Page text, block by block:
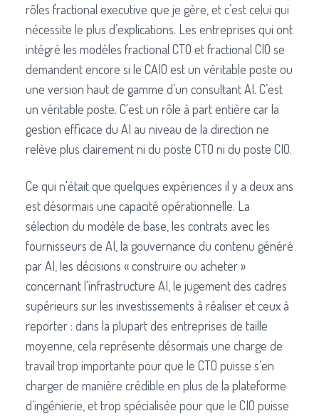
rôles fractional executive que je gère, et c’est celui qui
nécessite le plus d’explications. Les entreprises qui ont
intégré les modèles fractional CTO et fractional CIO se
demandent encore si le CAIO est un véritable poste ou
une version haut de gamme d’un consultant AI. C’est
un véritable poste. C'est un rôle à part entière car la
gestion efficace du AI au niveau de la direction ne
relève plus clairement ni du poste CTO ni du poste CIO.
Ce qui n'était que quelques expériences il y a deux ans
est désormais une capacité opérationnelle. La
sélection du modèle de base, les contrats avec les
fournisseurs de AI, la gouvernance du contenu généré
par AI, les décisions « construire ou acheter »
concernant l'infrastructure AI, le jugement des cadres
supérieurs sur les investissements à réaliser et ceux à
reporter : dans la plupart des entreprises de taille
moyenne, cela représente désormais une charge de
travail trop importante pour que le CTO puisse s’en
charger de manière crédible en plus de la plateforme
d’ingénierie, et trop spécialisée pour que le CIO puisse